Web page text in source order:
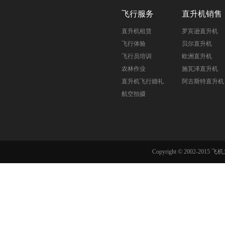
飞行服务
直升机租赁
飞行体验
飞行员培训
农林作业
直升机飞行婚礼
航空拍摄
直升机销售
罗宾逊直升机
贝尔直升机
欧洲直升机
施瓦泽直升机
阿古斯特直升机
Copyright © 2002-2015 飞